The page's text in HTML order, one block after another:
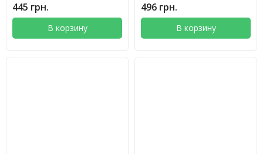
445 грн.
В корзину
496 грн.
В корзину